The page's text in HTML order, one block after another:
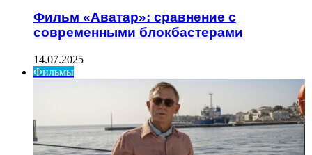
Фильм «Аватар»: сравнение с
современными блокбастерами
14.07.2025
Фильмы